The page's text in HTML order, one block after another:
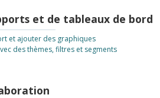
et de tableaux de bord
et ajouter des graphiques
des thèmes, filtres et segments